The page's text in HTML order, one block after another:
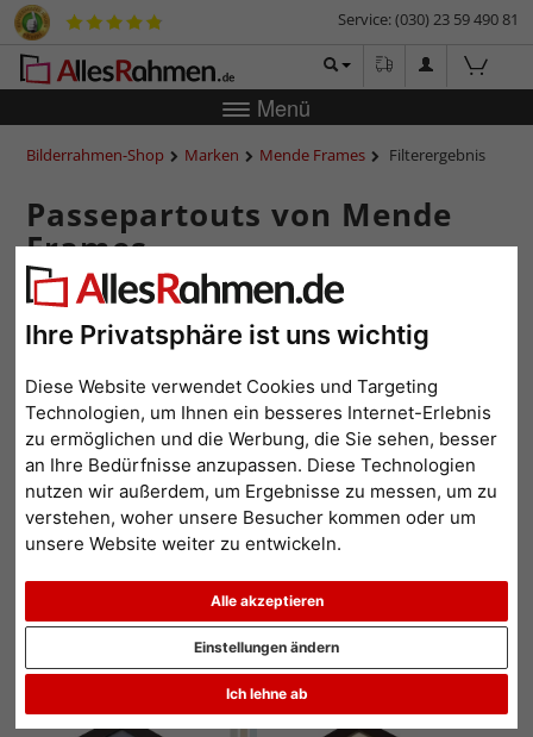
Ihre Privatsphäre ist uns wichtig
Diese Website verwendet Cookies und Targeting
Technologien, um Ihnen ein besseres Internet-Erlebnis
zu ermöglichen und die Werbung, die Sie sehen, besser
an Ihre Bedürfnisse anzupassen. Diese Technologien
nutzen wir außerdem, um Ergebnisse zu messen, um zu
verstehen, woher unsere Besucher kommen oder um
unsere Website weiter zu entwickeln.
Alle akzeptieren
Ich lehne ab
Einstellungen ändern
Service: (030) 23 59 490 81
Menü
Bilderrahmen-Shop Marken Mende Frames Filterergebnis
Passepartouts von Mende
Frames
Dass Passepartouts für eine gekonnte Einrahmung von Bildern
sorgen ist bekannt. Man kann aus verschiedenen Farben wählen
und dadurch eine elegante Umrandung für Foto oder Kunstwerk
eine rechteckige Papiereinfassung! Das hat auch Mende Frames
erkannt und dadurch eine Vielzahl an spielerisch-ausgefallenen
Passepartouts entworfen, die überraschend erfrischend sind.
weiterlesen...
Alle Filter zurücksetzen
Produkttyp: Passepartouts
Preis aufsteigend Preis absteigend